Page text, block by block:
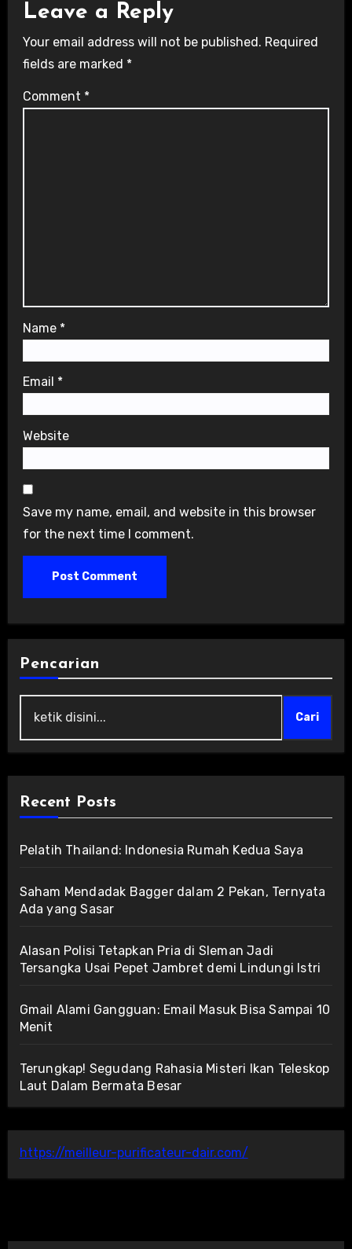
Leave a Reply
Your email address will not be published. Required
fields are marked *
Comment *
Name *
Email *
Website
Save my name, email, and website in this browser
for the next time I comment.
Pencarian
Cari
Recent Posts
Pelatih Thailand: Indonesia Rumah Kedua Saya
Saham Mendadak Bagger dalam 2 Pekan, Ternyata
Ada yang Sasar
Alasan Polisi Tetapkan Pria di Sleman Jadi
Tersangka Usai Pepet Jambret demi Lindungi Istri
Gmail Alami Gangguan: Email Masuk Bisa Sampai 10
Menit
Terungkap! Segudang Rahasia Misteri Ikan Teleskop
Laut Dalam Bermata Besar
https://meilleur-purificateur-dair.com/